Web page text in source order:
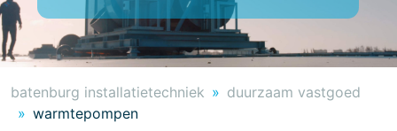
batenburg installatietechniek
duurzaam vastgoed
warmtepompen